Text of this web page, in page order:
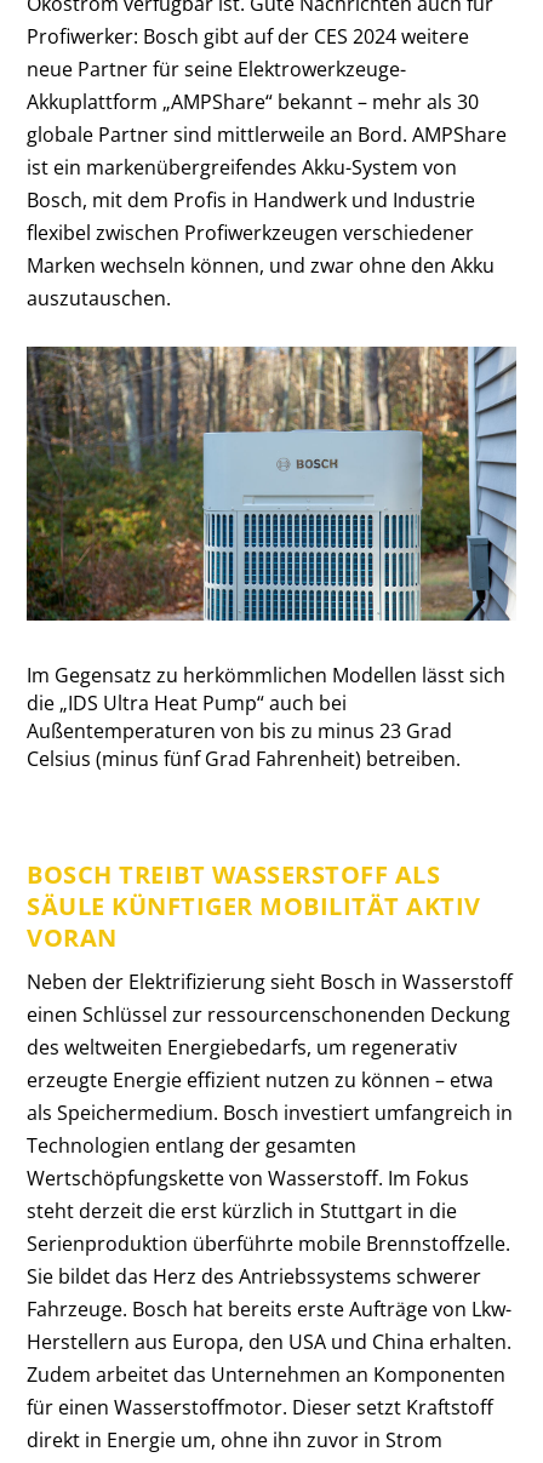
Profiwerker: Bosch gibt auf der CES 2024 weitere
neue Partner für seine Elektrowerkzeuge-
Akkuplattform „AMPShare“ bekannt – mehr als 30
globale Partner sind mittlerweile an Bord. AMPShare
ist ein markenübergreifendes Akku-System von
Bosch, mit dem Profis in Handwerk und Industrie
flexibel zwischen Profiwerkzeugen verschiedener
Marken wechseln können, und zwar ohne den Akku
auszutauschen.
Im Gegensatz zu herkömmlichen Modellen lässt sich
die „IDS Ultra Heat Pump“ auch bei
Außentemperaturen von bis zu minus 23 Grad
Celsius (minus fünf Grad Fahrenheit) betreiben.
BOSCH TREIBT WASSERSTOFF ALS
SÄULE KÜNFTIGER MOBILITÄT AKTIV
VORAN
Neben der Elektrifizierung sieht Bosch in Wasserstoff
einen Schlüssel zur ressourcenschonenden Deckung
des weltweiten Energiebedarfs, um regenerativ
erzeugte Energie effizient nutzen zu können – etwa
als Speichermedium. Bosch investiert umfangreich in
Technologien entlang der gesamten
Wertschöpfungskette von Wasserstoff. Im Fokus
steht derzeit die erst kürzlich in Stuttgart in die
Serienproduktion überführte mobile Brennstoffzelle.
Sie bildet das Herz des Antriebssystems schwerer
Fahrzeuge. Bosch hat bereits erste Aufträge von Lkw-
Herstellern aus Europa, den USA und China erhalten.
Zudem arbeitet das Unternehmen an Komponenten
für einen Wasserstoffmotor. Dieser setzt Kraftstoff
direkt in Energie um, ohne ihn zuvor in Strom